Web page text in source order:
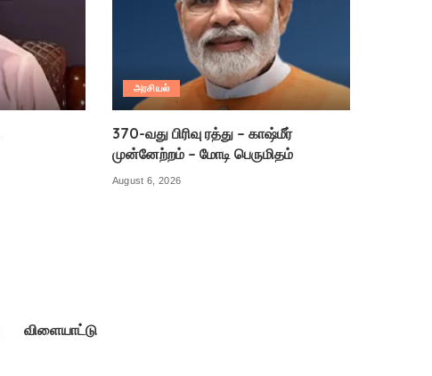
அரசியல்
370-வது பிரிவு ரத்து – காஷ்மீர்
முன்னேற்றம் – மோடி பெருமிதம்
August 6, 2026
விளையாட்டு